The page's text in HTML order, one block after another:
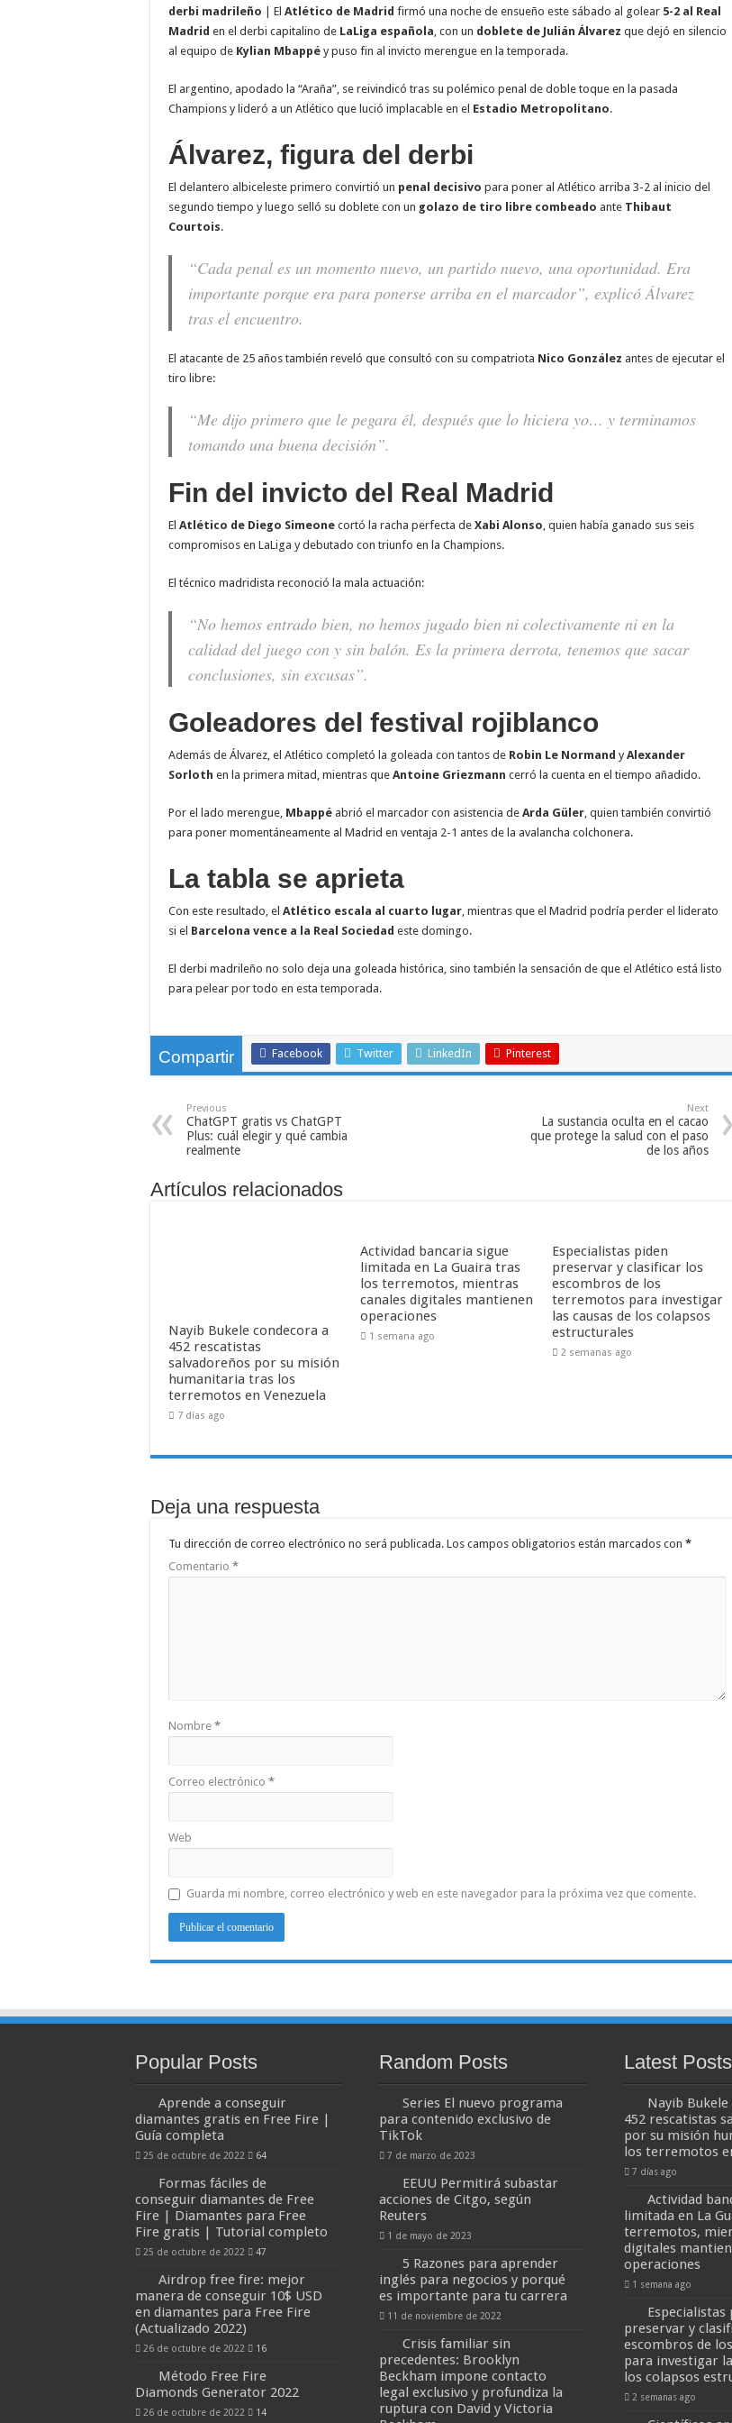
Meta presenta sus nuevos lentes inteligentes sin Ray-Ban: modelos más económicos, personalizables y con
Las 5 habilidades humanas que la inteligencia artificial aún no puede reemplazar y que serán clave para el empleo del
derbi madrileño | El Atlético de Madrid firmó una noche de ensueño este sábado al golear 5-2 al Real
Madrid en el derbi capitalino de LaLiga española, con un doblete de Julián Álvarez que dejó en silencio
al equipo de Kylian Mbappé y puso fin al invicto merengue en la temporada.
El argentino, apodado la “Araña”, se reivindicó tras su polémico penal de doble toque en la pasada
Champions y lideró a un Atlético que lució implacable en el Estadio Metropolitano.
Álvarez, figura del derbi
El delantero albiceleste primero convirtió un penal decisivo para poner al Atlético arriba 3-2 al inicio del
segundo tiempo y luego selló su doblete con un golazo de tiro libre combeado ante Thibaut
Courtois.
“Cada penal es un momento nuevo, un partido nuevo, una oportunidad. Era
importante porque era para ponerse arriba en el marcador”, explicó Álvarez
tras el encuentro.
El atacante de 25 años también reveló que consultó con su compatriota Nico González antes de ejecutar el
tiro libre:
“Me dijo primero que le pegara él, después que lo hiciera yo… y terminamos
tomando una buena decisión”.
Fin del invicto del Real Madrid
El Atlético de Diego Simeone cortó la racha perfecta de Xabi Alonso, quien había ganado sus seis
compromisos en LaLiga y debutado con triunfo en la Champions.
El técnico madridista reconoció la mala actuación:
“No hemos entrado bien, no hemos jugado bien ni colectivamente ni en la
calidad del juego con y sin balón. Es la primera derrota, tenemos que sacar
conclusiones, sin excusas”.
Goleadores del festival rojiblanco
Además de Álvarez, el Atlético completó la goleada con tantos de Robin Le Normand yAlexander
Sorloth en la primera mitad, mientras que Antoine Griezmann cerró la cuenta en el tiempo añadido.
Por el lado merengue, Mbappé abrió el marcador con asistencia de Arda Güler, quien también convirtió
para poner momentáneamente al Madrid en ventaja 2-1 antes de la avalancha colchonera.
La tabla se aprieta
Con este resultado, el Atlético escala al cuarto lugar, mientras que el Madrid podría perder el liderato
si el Barcelona vence a la Real Sociedad este domingo.
El derbi madrileño no solo deja una goleada histórica, sino también la sensación de que el Atlético está listo
para pelear por todo en esta temporada.
Compartir Facebook Twitter LinkedIn Pinterest
Previous
ChatGPT gratis vs ChatGPT
Plus: cuál elegir y qué cambia
realmente
Next
La sustancia oculta en el cacao
que protege la salud con el paso
de los años
Artículos relacionados
Nayib Bukele condecora a
452 rescatistas
salvadoreños por su misión
humanitaria tras los
terremotos en Venezuela
7 días ago
Actividad bancaria sigue
limitada en La Guaira tras
los terremotos, mientras
canales digitales mantienen
operaciones
1 semana ago
Especialistas piden
preservar y clasificar los
escombros de los
terremotos para investigar
las causas de los colapsos
estructurales
2 semanas ago
Deja una respuesta
Tu dirección de correo electrónico no será publicada. Los campos obligatorios están marcados con *
Comentario *
Nombre *
Correo electrónico *
Web
Guarda mi nombre, correo electrónico y web en este navegador para la próxima vez que comente.
Popular Posts
Aprende a conseguir
diamantes gratis en Free Fire |
Guía completa
25 de octubre de 2022 64
Formas fáciles de
conseguir diamantes de Free
Fire | Diamantes para Free
Fire gratis | Tutorial completo
25 de octubre de 2022 47
Airdrop free fire: mejor
manera de conseguir 10$ USD
en diamantes para Free Fire
(Actualizado 2022)
26 de octubre de 2022 16
Método Free Fire
Diamonds Generator 2022
26 de octubre de 2022 14
Random Posts
Series El nuevo programa
para contenido exclusivo de
TikTok
7 de marzo de 2023
EEUU Permitirá subastar
acciones de Citgo, según
Reuters
1 de mayo de 2023
5 Razones para aprender
inglés para negocios y porqué
es importante para tu carrera
11 de noviembre de 2022
Crisis familiar sin
precedentes: Brooklyn
Beckham impone contacto
legal exclusivo y profundiza la
ruptura con David y Victoria
Latest Posts
Nayib
452 rescatistas
por su misión
los terremotos
7 días ago
Actividad
limitada en La
terremotos,
digitales
operaciones
1 semana ago
Especialistas
preservar y
escombros de
para investigar
los colapsos
2 semanas ago